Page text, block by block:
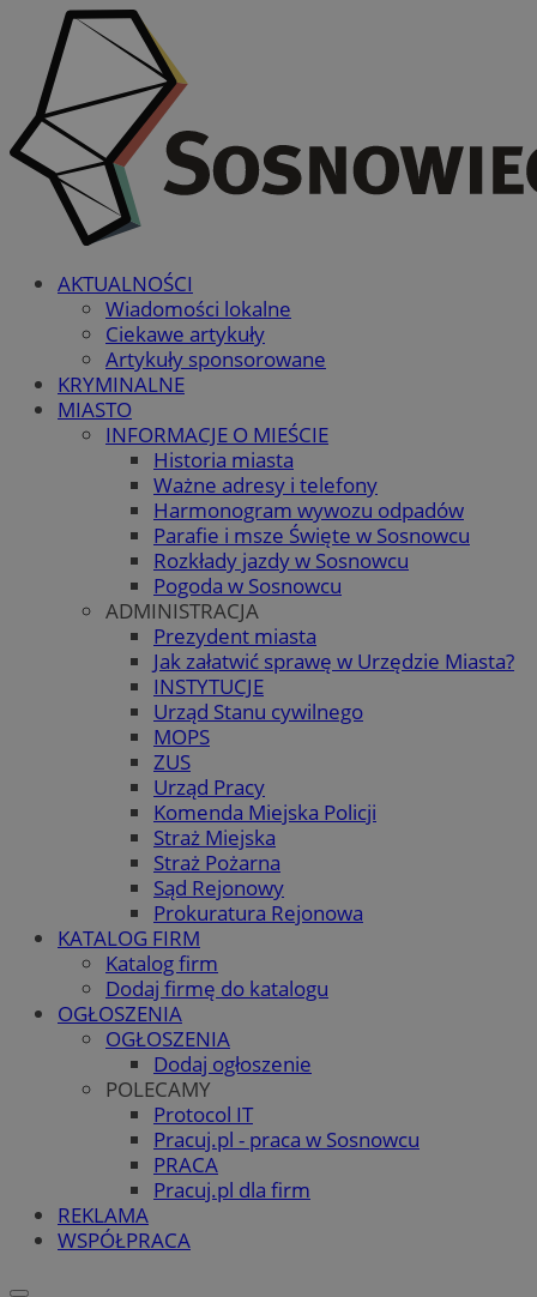
AKTUALNOŚCI
Wiadomości lokalne
Ciekawe artykuły
Artykuły sponsorowane
KRYMINALNE
MIASTO
INFORMACJE O MIEŚCIE
Historia miasta
Ważne adresy i telefony
Harmonogram wywozu odpadów
Parafie i msze Święte w Sosnowcu
Rozkłady jazdy w Sosnowcu
Pogoda w Sosnowcu
ADMINISTRACJA
Prezydent miasta
Jak załatwić sprawę w Urzędzie Miasta?
INSTYTUCJE
Urząd Stanu cywilnego
MOPS
ZUS
Urząd Pracy
Komenda Miejska Policji
Straż Miejska
Straż Pożarna
Sąd Rejonowy
Prokuratura Rejonowa
KATALOG FIRM
Katalog firm
Dodaj firmę do katalogu
OGŁOSZENIA
OGŁOSZENIA
Dodaj ogłoszenie
POLECAMY
Protocol IT
Pracuj.pl - praca w Sosnowcu
PRACA
Pracuj.pl dla firm
REKLAMA
WSPÓŁPRACA